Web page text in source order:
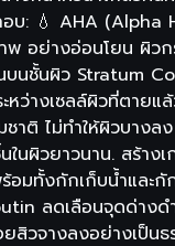
บ: 💧 AHA (Alpha
พ อย่างอ่อนโยน ผิวก
บนชั้นผิว Stratum
หว่างเซลล์ผิวที่ตายแ
าติ ไม่ทำให้ผิวบางลง
นผิวยาวนาน. สร้างเ
อมทั้งกักเก็บน้ำและกั
ลดเลือนจุดด่างด
สิวจางลงอย่างเป็น